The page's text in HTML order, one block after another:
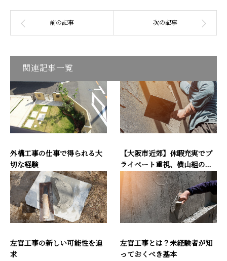
関連記事一覧
外構工事の仕事で得られる大
切な経験
【大阪市近郊】休暇充実でプ
ライベート重視、横山組の...
左官工事の新しい可能性を追
求
左官工事とは？未経験者が知
っておくべき基本